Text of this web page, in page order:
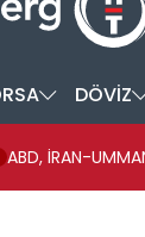
DÖVİZ
ABD, İRAN-